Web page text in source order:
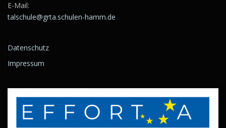
E-Mail:
talschule@grta.schulen-hamm.de
Datenschutz
Impressum